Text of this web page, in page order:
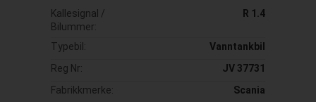
Kallesignal /
Bilummer:
R 1.4
Typebil:
Vanntankbil
Reg Nr:
JV 37731
Fabrikkmerke:
Scania